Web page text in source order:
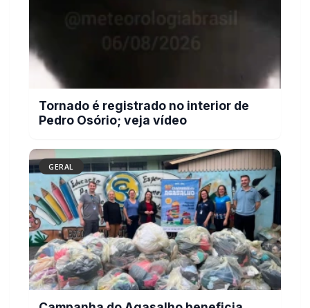
Tornado é registrado no interior de
Pedro Osório; veja vídeo
GERAL
Campanha do Agasalho beneficia
alunos e famílias de escolas
municipais de Marechal Cândido
Rondon